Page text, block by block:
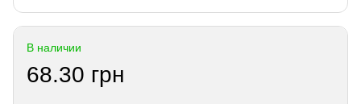
В наличии
68.30 грн